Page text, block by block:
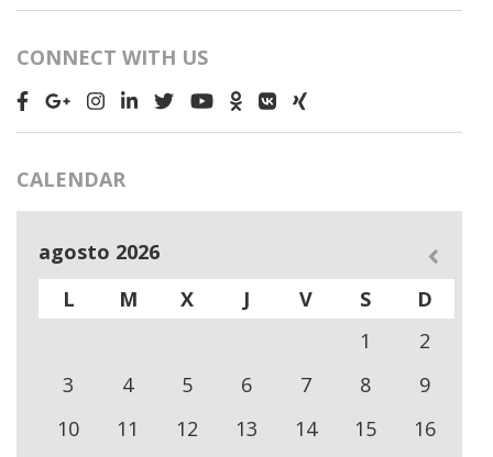
CONNECT WITH US
CALENDAR
agosto 2026
L
M X J V S
D
1
2
3
4 5 6 7 8
9
10
11 12 13 14 15
16